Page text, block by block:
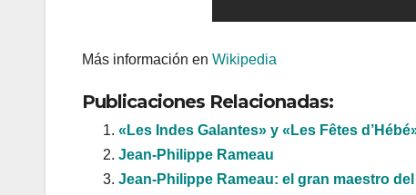
Más información en Wikipedia
Publicaciones Relacionadas:
«Les Indes Galantes» y «Les Fêtes
Jean-Philippe Rameau
Jean-Philippe Rameau: el gran maestro